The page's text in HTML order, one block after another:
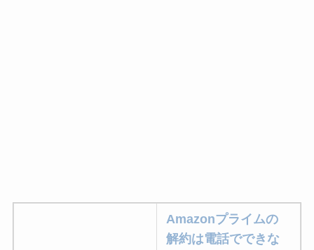
Amazonプライムの
解約は電話でできな